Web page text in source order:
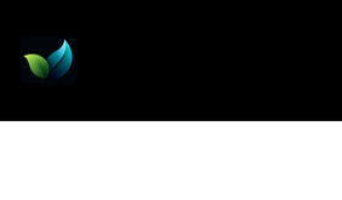
content